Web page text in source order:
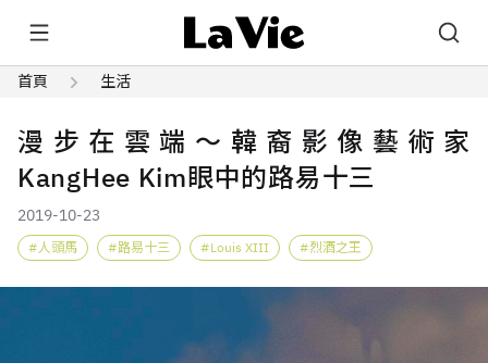
首頁 生活
漫步在雲端～韓裔影像藝術家
KangHee Kim眼中的路易十三
2019-10-23
人頭馬 路易十三 Louis XIII 烈酒之王